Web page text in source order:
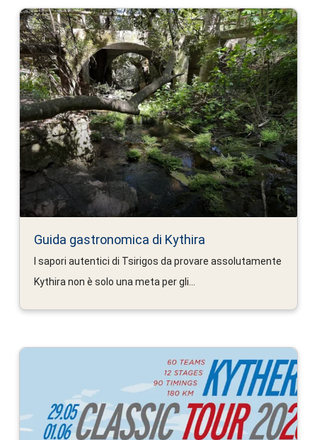
Guida gastronomica di Kythira
I sapori autentici di Tsirigos da provare assolutamente
Kythira non è solo una meta per gli...